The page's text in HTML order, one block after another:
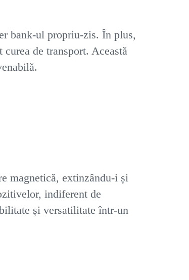
bank-ul propriu-zis. În plus,
de transport. Această
magnetică, extinzându-i și
indiferent de
și versatilitate într-un